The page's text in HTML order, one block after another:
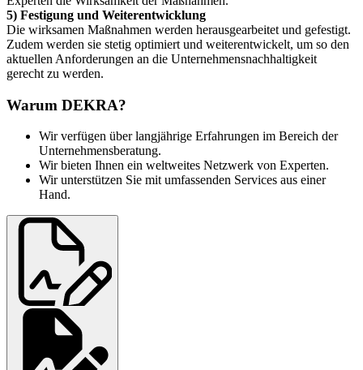
5) Festigung und Weiterentwicklung
Die wirksamen Maßnahmen werden herausgearbeitet und gefestigt.
Zudem werden sie stetig optimiert und weiterentwickelt, um so den
aktuellen Anforderungen an die Unternehmensnachhaltigkeit
gerecht zu werden.
Warum DEKRA?
Wir verfügen über langjährige Erfahrungen im Bereich der
Unternehmensberatung.
Wir bieten Ihnen ein weltweites Netzwerk von Experten.
Wir unterstützen Sie mit umfassenden Services aus einer
Hand.